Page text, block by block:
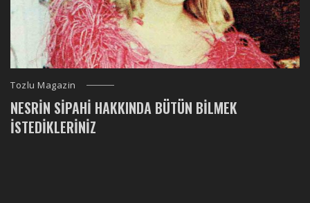
Tozlu Magazin
NESRIN SIPAHI HAKKINDA BÜTÜN BILMEK
İSTEDIKLERINIZ